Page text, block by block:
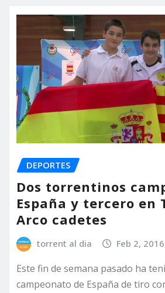
DEPORTES
Dos torrentinos
España y tercero en
Arco cadetes
torrent al dia Feb 2, 2016
Este fin de semana pasado ha
campeonato de España de tiro